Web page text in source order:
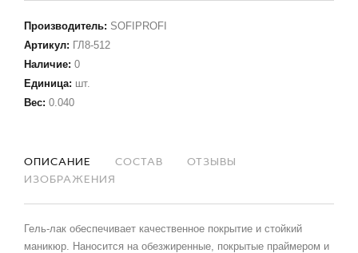
Производитель: SOFIPROFI
Артикул: ГЛ8-512
Наличие: 0
Единица: шт.
Вес: 0.040
ОПИСАНИЕ СОСТАВ
ОТЗЫВЫ
ИЗОБРАЖЕНИЯ
Гель-лак обеспечивает качественное покрытие и стойкий
маникюр. Наносится на обезжиренные, покрытые праймером и